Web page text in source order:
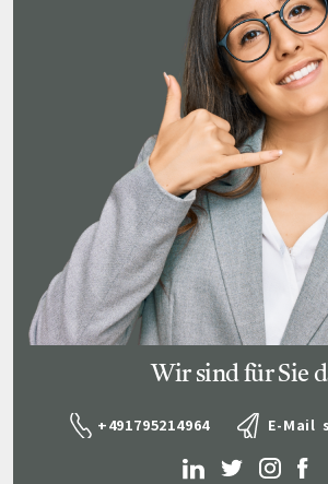
Wir sind für Sie
+491795214964 E-Mail